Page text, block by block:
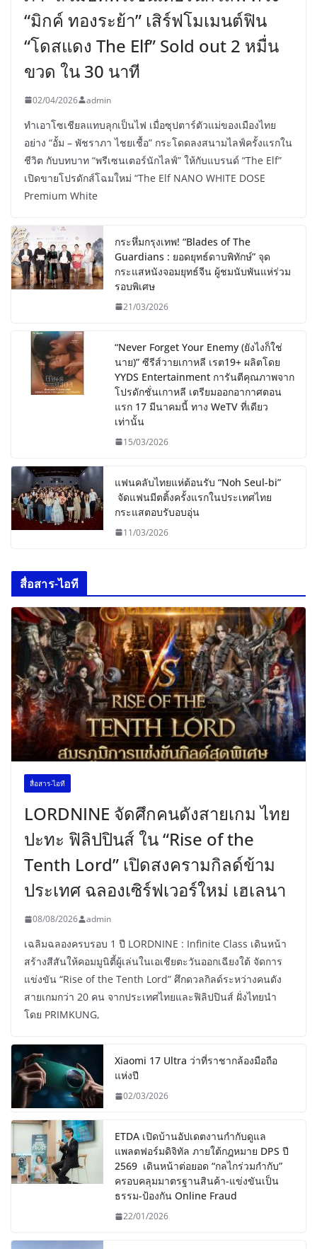
“มิกค์ ทองระย้า” เสิร์ฟโมเมนต์ฟิน
“โดสแดง The Elf” Sold out 2 หมื่น
ขวด ใน 30 นาที
02/04/2026 admin
ทำเอาโซเชียลแทบลุกเป็นไฟ เมื่อซุปตาร์ตัวแม่ของเมืองไทย
อย่าง “อั้ม – พัชราภา ไชยเชื้อ” กระโดดลงสนามไลฟ์ครั้งแรกใน
ชีวิต กับบทบาท “พรีเซนเตอร์นักไลฟ์” ให้กับแบรนด์ “The Elf”
เปิดขายโปรดักส์โฉมใหม่ “The Elf NANO WHITE DOSE
Premium White
กระหึ่มกรุงเทพ! “Blades of The
Guardians : ยอดยุทธ์ดาบพิทักษ์” จุด
กระแสหนังจอมยุทธ์จีน ผู้ชมนับพันแห่ร่วม
รอบพิเศษ
21/03/2026
“Never Forget Your Enemy (ยังไงก็ใช่
นาย)” ซีรีส์วายเกาหลี เรต19+ ผลิตโดย
YYDS Entertainment การันตีคุณภาพจาก
โปรดักชั่นเกาหลี เตรียมออกอากาศตอน
แรก 17 มีนาคมนี้ ทาง WeTV ที่เดียว
เท่านั้น
15/03/2026
แฟนคลับไทยแห่ต้อนรับ “Noh Seul-bi”
จัดแฟนมีตติ้งครั้งแรกในประเทศไทย
กระแสตอบรับอบอุ่น
11/03/2026
สื่อสาร-ไอที
สื่อสาร-ไอที
LORDNINE จัดศึกคนดังสายเกม ไทย
ปะทะ ฟิลิปปินส์ ใน “Rise of the
Tenth Lord” เปิดสงครามกิลด์ข้าม
ประเทศ ฉลองเซิร์ฟเวอร์ใหม่ เฮเลนา
08/08/2026 admin
เฉลิมฉลองครบรอบ 1 ปี LORDNINE : Infinite Class เดินหน้า
สร้างสีสันให้คอมมูนิตี้ผู้เล่นในเอเชียตะวันออกเฉียงใต้ จัดการ
แข่งขัน “Rise of the Tenth Lord” ศึกดวลกิลด์ระหว่างคนดัง
สายเกมกว่า 20 คน จากประเทศไทยและฟิลิปปินส์ ฝั่งไทยนำ
โดย PRIMKUNG,
Xiaomi 17 Ultra ว่าที่ราชากล้องมือถือ
แห่งปี
02/03/2026
ETDA เปิดบ้านอัปเดตงานกำกับดูแล
แพลตฟอร์มดิจิทัล ภายใต้กฎหมาย DPS ปี
2569 เดินหน้าต่อยอด “กลไกร่วมกำกับ”
ครอบคลุมมาตรฐานสินค้า-แข่งขันเป็น
ธรรม-ป้องกัน Online Fraud
22/01/2026